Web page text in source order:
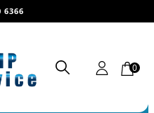
6366
0